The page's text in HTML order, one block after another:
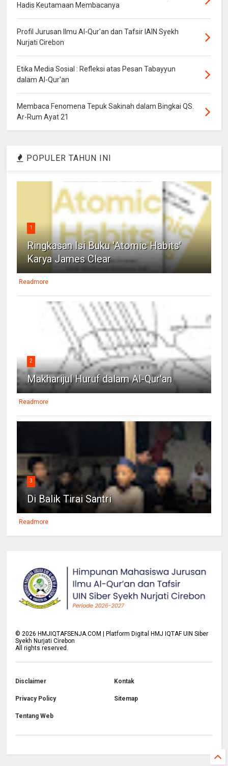
Hadis Keutamaan Membacanya
Profil Jurusan Ilmu Al-Qur'an dan Tafsir IAIN Syekh
Nurjati Cirebon
Etika Media Sosial : Refleksi atas Pesan Tabayyun
dalam Al-Qur'an
Membaca Fenomena Tepuk Sakinah dalam Bingkai QS.
Ar-Rum Ayat 21
POPULER TAHUN INI
1
Ringkasan Isi Buku 'Atomic Habits'
Karya James Clear
Readmore
2
Makharijul Huruf dalam Al-Qur'an
Readmore
3
Di Balik Tirai Santri
Readmore
©2026 HMJIQTAFSENJA.COM | Platform Digital HMJ IQTAF UIN Siber
Syekh Nurjati Cirebon
All rights reserved.
Disclaimer Kontak
Privacy Policy Sitemap
Tentang Web